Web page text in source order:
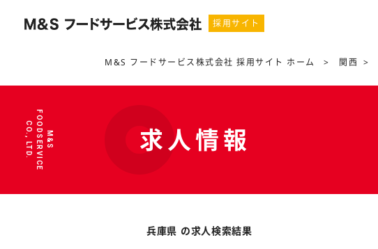
採用サイト
M&S フードサービス株式会社 採用サイト ホーム 関西
M
&
S
F O
O D
S
E
R
V
I
C
E
C O
.
,
L
T
D
. 求人情報
兵庫県 の求人検索結果